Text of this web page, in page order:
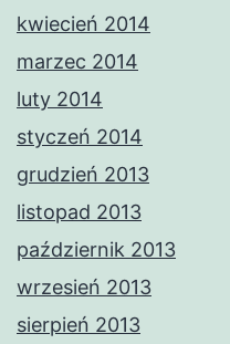
kwiecień 2014
marzec 2014
luty 2014
styczeń 2014
grudzień 2013
listopad 2013
październik 2013
wrzesień 2013
sierpień 2013